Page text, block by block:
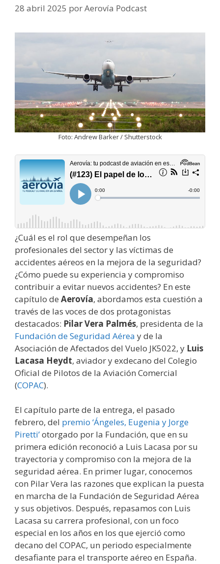
28 abril 2025 porAerovía Podcast
Foto: Andrew Barker / Shutterstock
¿Cuál es el rol que desempeñan los
profesionales del sector y las víctimas de
accidentes aéreos en la mejora de la seguridad?
¿Cómo puede su experiencia y compromiso
contribuir a evitar nuevos accidentes? En este
capítulo de Aerovía, abordamos esta cuestión a
través de las voces de dos protagonistas
destacados: Pilar Vera Palmés, presidenta de la
Fundación de Seguridad Aérea y de la
Asociación de Afectados del Vuelo JK5022, y Luis
Lacasa Heydt, aviador y exdecano del Colegio
Oficial de Pilotos de la Aviación Comercial
(COPAC).
El capítulo parte de la entrega, el pasado
febrero, del premio ‘Ángeles, Eugenia y Jorge
Piretti’otorgado por la Fundación, que en su
primera edición reconoció a Luis Lacasa por su
trayectoria y compromiso con la mejora de la
seguridad aérea. En primer lugar, conocemos
con Pilar Vera las razones que explican la puesta
en marcha de la Fundación de Seguridad Aérea
y sus objetivos. Después, repasamos con Luis
Lacasa su carrera profesional, con un foco
especial en los años en los que ejerció como
decano del COPAC, un periodo especialmente
desafiante para el transporte aéreo en España.